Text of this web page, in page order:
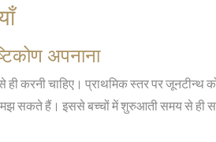
अपनाना
करनी चाहिए। प्राथमिक स्तर पर जूनटीन्थ
सकते हैं। इससे बच्चों में शुरुआती समय से ही